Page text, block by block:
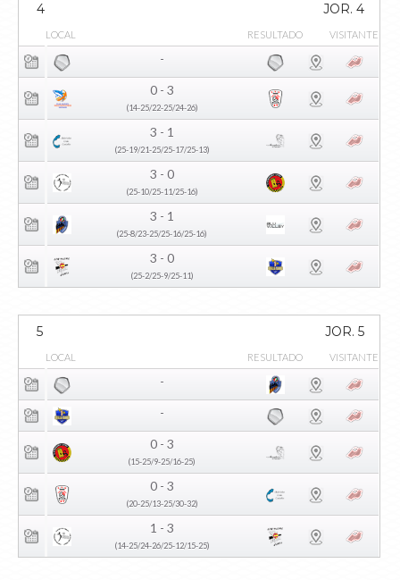
4 JOR. 4
LOCAL RESULTADO VISITANTE
-
0 - 3
(14-25/22-25/24-26)
3 - 1
(25-19/21-25/25-17/25-13)
3 - 0
(25-10/25-11/25-16)
3 - 1
(25-8/23-25/25-16/25-16)
3 - 0
(25-2/25-9/25-11)
5 JOR. 5
LOCAL RESULTADO VISITANTE
-
-
0 - 3
(15-25/9-25/16-25)
0 - 3
(20-25/13-25/30-32)
1 - 3
(14-25/24-26/25-12/15-25)